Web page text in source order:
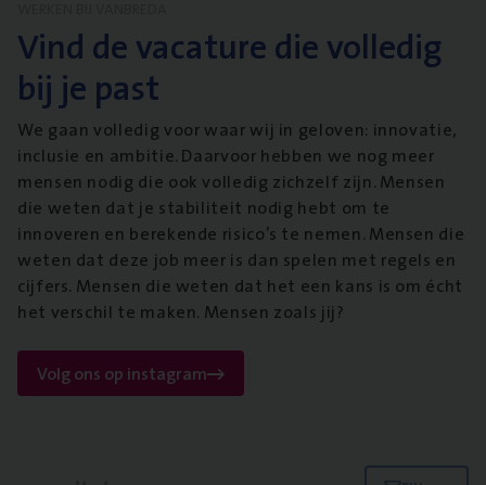
Vind de vacature die volledig
bij je past
We gaan volledig voor waar wij in geloven: innovatie,
inclusie en ambitie. Daarvoor hebben we nog meer
mensen nodig die ook volledig zichzelf zijn. Mensen
die weten dat je stabiliteit nodig hebt om te
innoveren en berekende risico’s te nemen. Mensen die
weten dat deze job meer is dan spelen met regels en
cijfers. Mensen die weten dat het een kans is om écht
het verschil te maken. Mensen zoals jij?
Volg ons op instagram